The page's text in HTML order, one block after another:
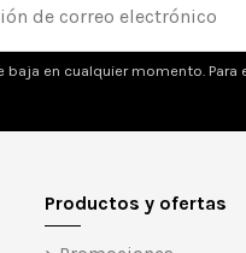
baja en cualquier momento.
Productos y ofertas